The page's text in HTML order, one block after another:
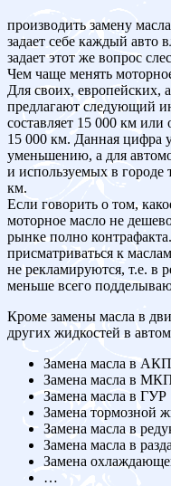
производить замену
задает себе каждый авто
задает этот же вопрос
Чем чаще менять
Для своих, европейских,
предлагают следующий
составляет 15 000 км
15 000 км. Данная цифра
уменьшению, а для
и используемых в городе
км.
Если говорить о том,
моторное масло не
рынке полно
присматриваться к
не рекламируются, т.е. в
меньше всего
Кроме замены масла в
других жидкостей в
Замена масла в
Замена масла в
Замена масла в ГУР
Замена тормозной
Замена масла в
Замена масла в
Замена
…